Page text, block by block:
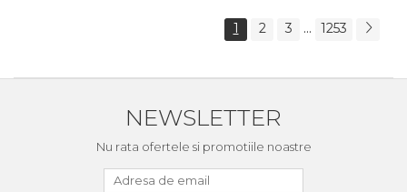
1 2 3 ... 1253
NEWSLETTER
Nu rata ofertele si promotiile noastre